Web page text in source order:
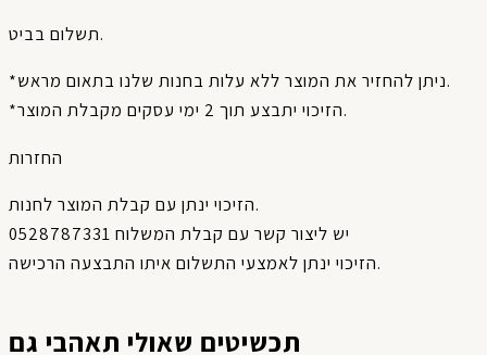
תשלום בביט.
*ניתן להחזיר את המוצר ללא עלות בחנות שלנו בתאום מראש.
*הזיכוי יתבצע תוך 2 ימי עסקים מקבלת המוצר.
החזרות
הזיכוי ינתן עם קבלת המוצר לחנות.
יש ליצור קשר עם קבלת המשלוח 0528787331
הזיכוי ינתן לאמצעי התשלום איתו התבצעה הרכישה.
תכשיטים שאולי תאהבי גם